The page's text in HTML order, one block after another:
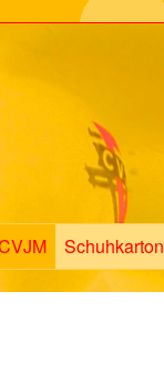
Schuhkarton